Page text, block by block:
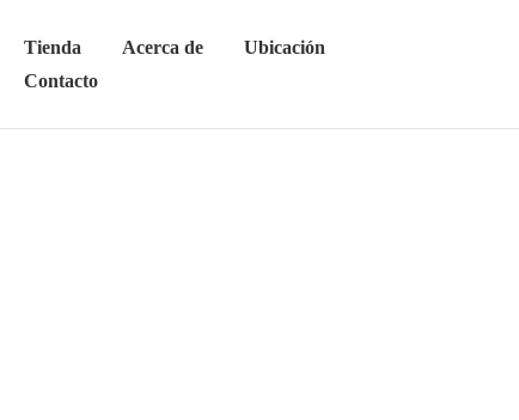
Tienda Acerca de
Ubicación
Contacto